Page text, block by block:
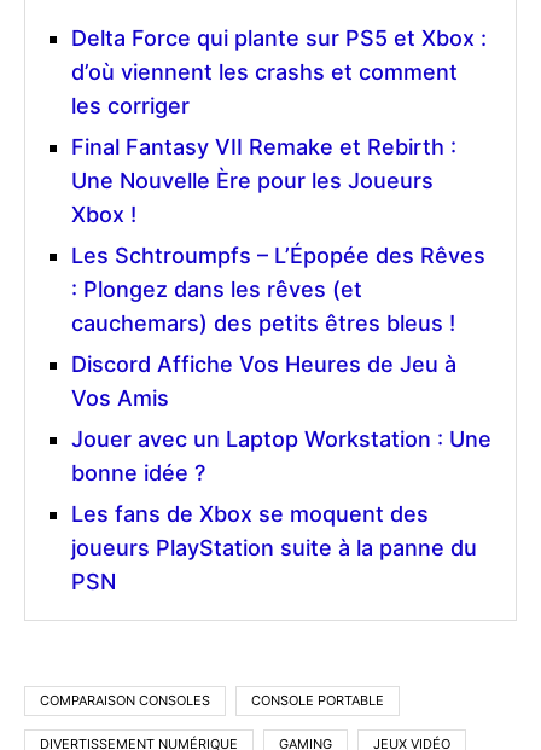
Delta Force qui plante sur PS5 et Xbox :
d’où viennent les crashs et comment
les corriger
Final Fantasy VII Remake et Rebirth :
Une Nouvelle Ère pour les Joueurs
Xbox !
Les Schtroumpfs – L’Épopée des Rêves
: Plongez dans les rêves (et
cauchemars) des petits êtres bleus !
Discord Affiche Vos Heures de Jeu à
Vos Amis
Jouer avec un Laptop Workstation : Une
bonne idée ?
Les fans de Xbox se moquent des
joueurs PlayStation suite à la panne du
PSN
COMPARAISON CONSOLES CONSOLE PORTABLE
DIVERTISSEMENT NUMÉRIQUE GAMING JEUX VIDÉO